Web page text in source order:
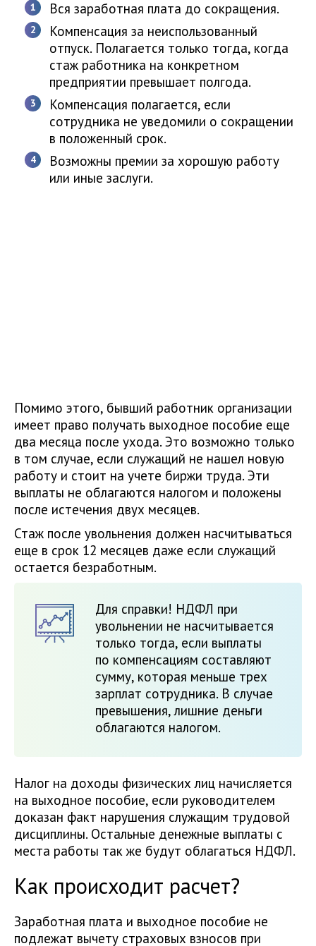
Вся заработная плата до сокращения.
Компенсация за неиспользованный
отпуск. Полагается только тогда, когда
стаж работника на конкретном
предприятии превышает полгода.
Компенсация полагается, если
сотрудника не уведомили о сокращении
в положенный срок.
Возможны премии за хорошую работу
или иные заслуги.
Помимо этого, бывший работник организации
имеет право получать выходное пособие еще
два месяца после ухода. Это возможно только
в том случае, если служащий не нашел новую
работу и стоит на учете биржи труда. Эти
выплаты не облагаются налогом и положены
после истечения двух месяцев.
Стаж после увольнения должен насчитываться
еще в срок 12 месяцев даже если служащий
остается безработным.
Для справки! НДФЛ при
увольнении не насчитывается
только тогда, если выплаты
по компенсациям составляют
сумму, которая меньше трех
зарплат сотрудника. В случае
превышения, лишние деньги
облагаются налогом.
Налог на доходы физических лиц начисляется
на выходное пособие, если руководителем
доказан факт нарушения служащим трудовой
дисциплины. Остальные денежные выплаты с
места работы так же будут облагаться НДФЛ.
Как происходит расчет?
Заработная плата и выходное пособие не
подлежат вычету страховых взносов при